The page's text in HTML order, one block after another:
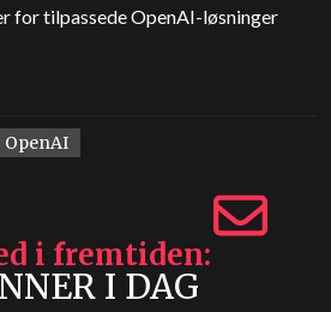
for tilpassede OpenAI-løsninger
OpenAI
i fremtiden
I DAG